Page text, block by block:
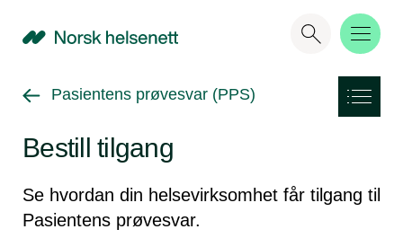
NHN
Gå tilbake til
Pasientens prøvesvar (PPS)
Bestill tilgang
Se hvordan din helsevirksomhet får tilgang til
Pasientens prøvesvar.